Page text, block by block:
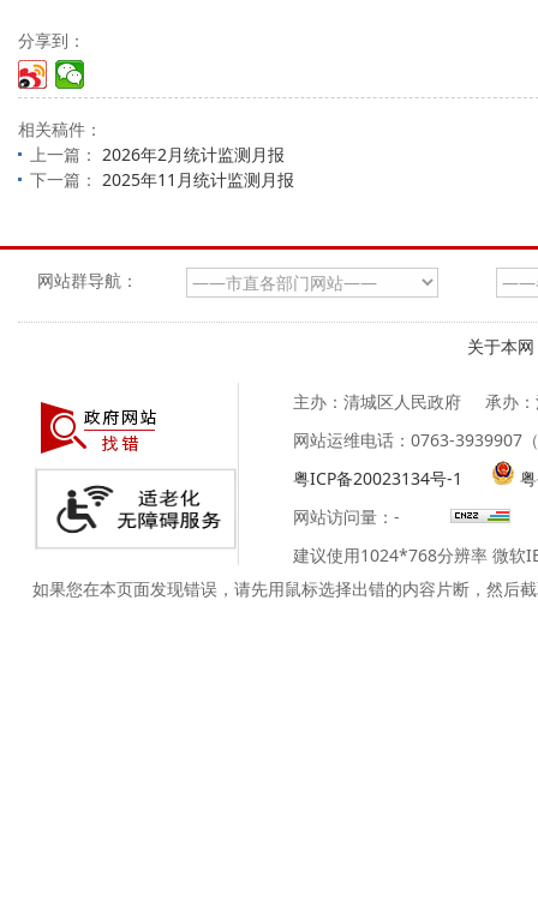
分享到：
相关稿件：
上一篇： 2026年2月统计监测月报
下一篇： 2025年11月统计监测月报
网站群导航：
关于本网
主办：清城区人民政府
承办
网站运维电话：0763-3939907
粤ICP备20023134号-1
网站访问量： -
建议使用1024*768分辨率 微软
如果您在本页面发现错误，请先用鼠标选择出错的内容片断，然后